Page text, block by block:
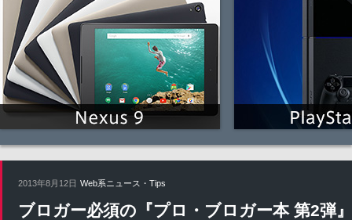
2013年8月12日 Web系ニュース・Tips
ブロガー必須の『プロ・ブロガー本 第2弾